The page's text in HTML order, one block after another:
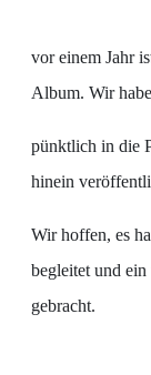
vor einem Jahr
Album. Wir
pünktlich in die
hinein
Wir hoffen, es
begleitet und
gebracht.